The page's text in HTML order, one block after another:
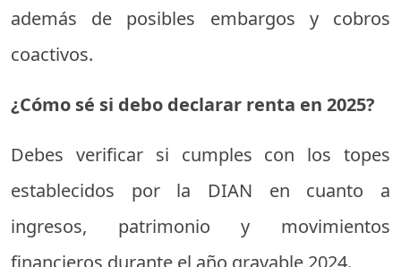
además de posibles embargos y cobros
coactivos.
¿Cómo sé si debo declarar renta en 2025?
Debes verificar si cumples con lostopes
establecidos por la DIAN en cuanto a
ingresos, patrimonioy movimientos
financieros durante el año gravable 2024.